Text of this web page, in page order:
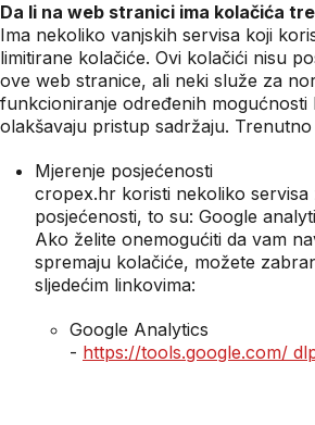
Da li na web stranici ima kolačića
Ima nekoliko vanjskih servisa koji
limitirane kolačiće. Ovi kolačići nisu
ove web stranice, ali neki služe za
funkcioniranje određenih mogućnosti
olakšavaju pristup sadržaju.
Mjerenje posjećenosti
cropex.hr koristi nekoliko servisa
posjećenosti, to su: Google
Ako želite onemogućiti da vam
spremaju kolačiće, možete
sljedećim linkovima:
Google Analytics
- https://tools.google.com/